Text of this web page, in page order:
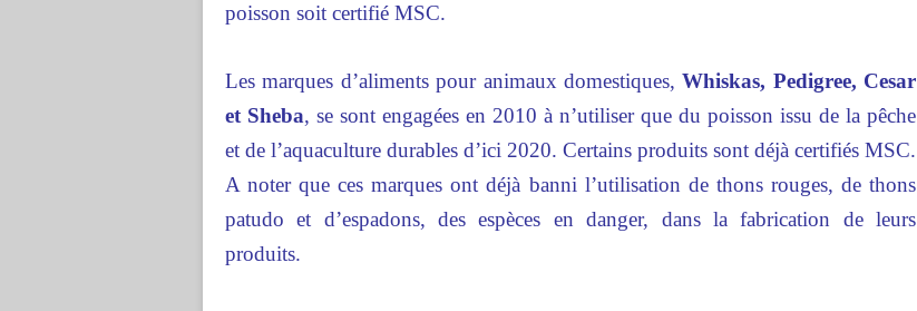
poisson soit certifié MSC.
Les marques d’aliments pour animaux domestiques,Whiskas, Pedigree, Cesar
et Sheba, se sont engagées en 2010 à n’utiliser que du poisson issu de la pêche
et de l’aquaculture durables d’ici 2020. Certains produits sont déjà certifiés MSC.
A noter que ces marques ont déjà banni l’utilisation de thons rouges, de thons
patudo et d’espadons, des espèces en danger, dans la fabrication de leurs
produits.